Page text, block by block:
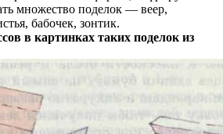
множество поделок — веер,
бабочек, зонтик.
в картинках таких поделок из